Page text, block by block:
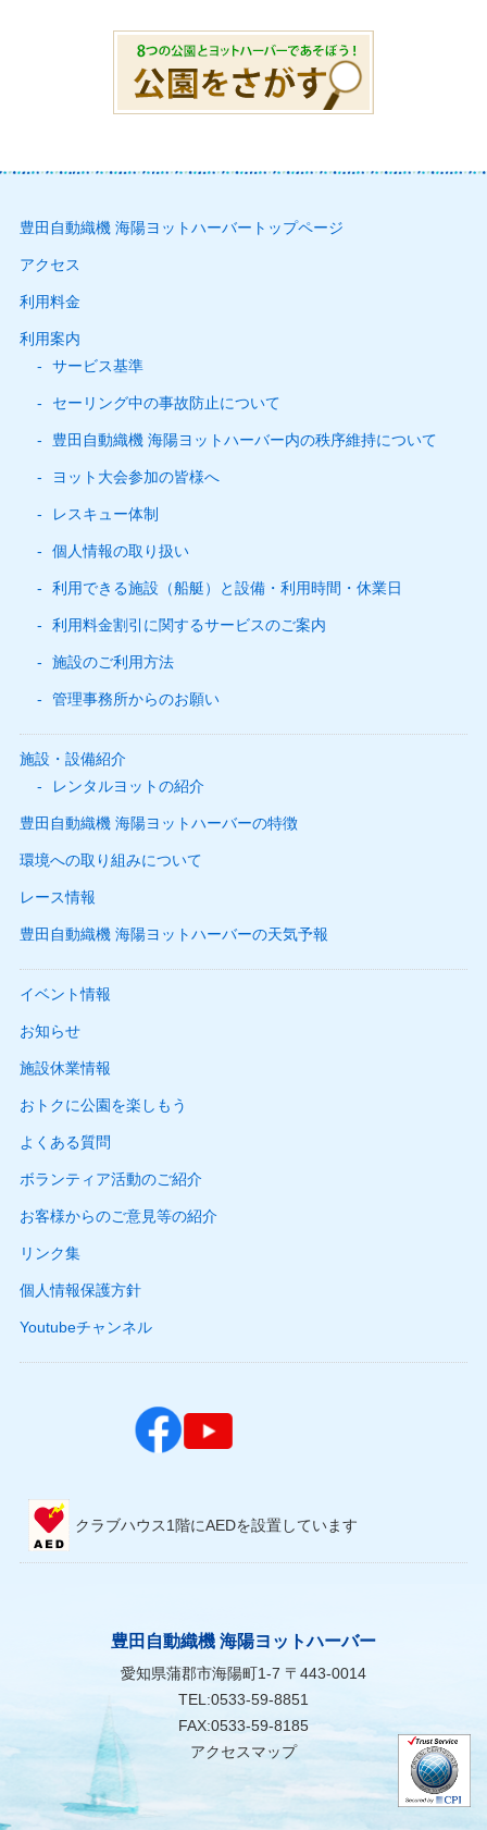
豊田自動織機 海陽ヨットハーバートップページ
アクセス
利用料金
利用案内
サービス基準
セーリング中の事故防止について
豊田自動織機 海陽ヨットハーバー内の秩序維持について
ヨット大会参加の皆様へ
レスキュー体制
個人情報の取り扱い
利用できる施設（船艇）と設備・利用時間・休業日
利用料金割引に関するサービスのご案内
施設のご利用方法
管理事務所からのお願い
施設・設備紹介
レンタルヨットの紹介
豊田自動織機 海陽ヨットハーバーの特徴
環境への取り組みについて
レース情報
豊田自動織機 海陽ヨットハーバーの天気予報
イベント情報
お知らせ
施設休業情報
おトクに公園を楽しもう
よくある質問
ボランティア活動のご紹介
お客様からのご意見等の紹介
リンク集
個人情報保護方針
Youtubeチャンネル
クラブハウス1階にAEDを設置しています
豊田自動織機 海陽ヨットハーバー
愛知県蒲郡市海陽町1-7 〒443-0014
TEL:0533-59-8851
FAX:0533-59-8185
アクセスマップ